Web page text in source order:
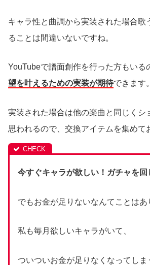
キャラ性と曲調から実装された場合歌
ることは間違いないですね。
YouTubeで譜面創作を行った方もいる
望を叶えるための実装が期待できます。
実装された場合は他の楽曲と同じくシ
思われるので、交換アイテムを集めて
今すぐキャラが欲しい！ガチャを回
でもお金が足りないなんてことはあ
私も毎月欲しいキャラがいて、
ついついお金が足りなくなってし